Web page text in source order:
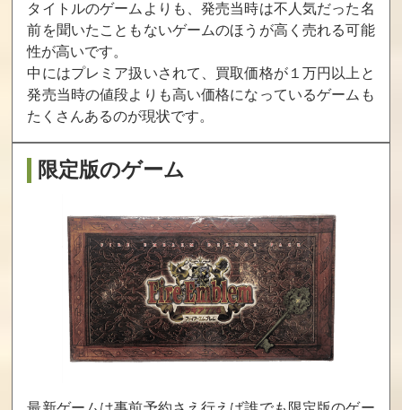
買取価格
15,000
買取価格
14,100
買取価格
14,000
14,000
ターズ2
13,800
ドラゴンズレア
買取価格
13,020
愛先生のO･SHI･
E･TEわたしの星
買取価格
13,000
恐竜戦隊ジュウ
レンジャー
買取価格
13,000
タイトルのゲームよりも、発売当時は不人気だった名
前を聞いたこともないゲームのほうが高く売れる可能
性が高いです。
中にはプレミア扱いされて、買取価格が１万円以上と
発売当時の値段よりも高い価格になっているゲームも
たくさんあるのが現状です。
限定版のゲーム